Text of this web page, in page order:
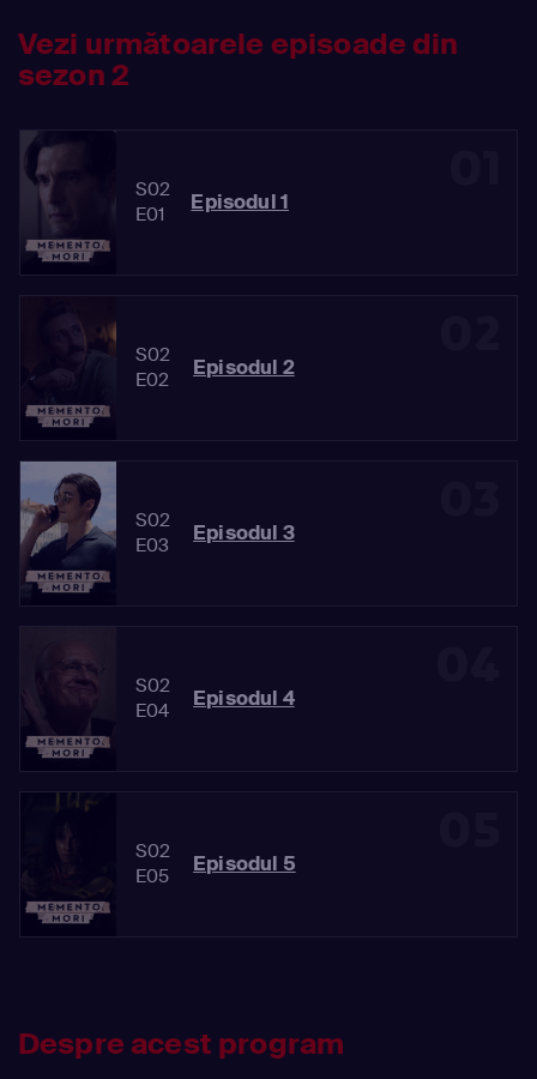
Vezi următoarele episoade din
sezon 2
S02
E01
Episodul 1
S02
E02
Episodul 2
S02
E03
Episodul 3
S02
E04
Episodul 4
S02
E05
Episodul 5
Despre acest program